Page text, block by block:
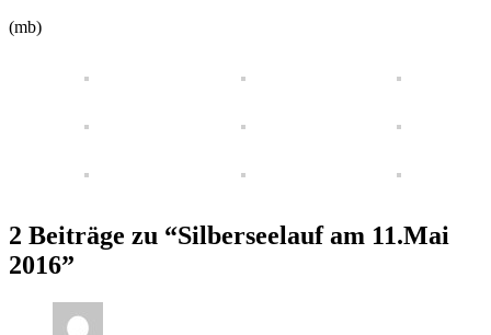
(mb)
2 Beiträge zu “Silberseelauf am 11.Mai
2016”